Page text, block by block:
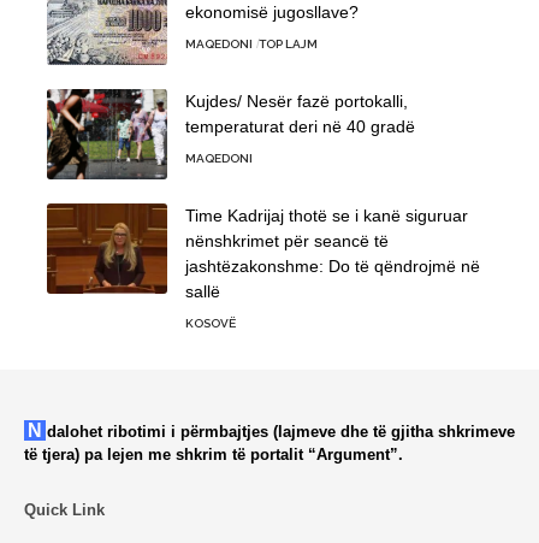
ekonomisë jugosllave?
MAQEDONI TOP LAJM
Kujdes/ Nesër fazë portokalli,
temperaturat deri në 40 gradë
MAQEDONI
Time Kadrijaj thotë se i kanë siguruar
nënshkrimet për seancë të
jashtëzakonshme: Do të qëndrojmë në
sallë
KOSOVË
Ndalohet ribotimi i përmbajtjes (lajmeve dhe të gjitha shkrimeve
të tjera) pa lejen me shkrim të portalit “Argument”.
Quick Link